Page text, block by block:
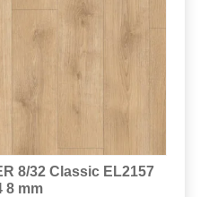
8/32 Classic EL2157
8 mm